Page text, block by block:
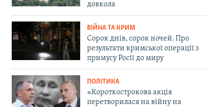
довкола
ВІЙНА ТА КРИМ
Сорок днів, сорок ночей. Про
результати кримської операції з
примусу Росії до миру
ПОЛІТИКА
«Короткострокова акція
перетворилася на війну на